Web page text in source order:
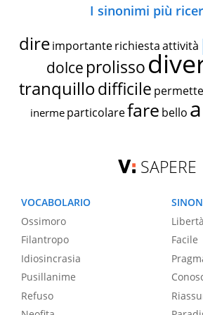
I sinonimi più
dire importante richiestaattività
dolce prolisso
tranquillodifficile
inerme particolarefare bello
SAPERE
VOCABOLARIO
Ossimoro
Filantropo
Idiosincrasia
Pusillanime
Refuso
Libertà
Facile